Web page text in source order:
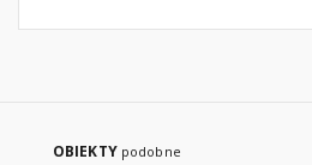
OBIEKTY podobne